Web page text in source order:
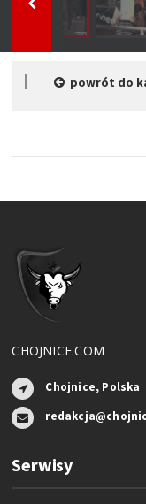
powrót do
CHOJNICE.COM
Chojnice, Polska
Serwisy